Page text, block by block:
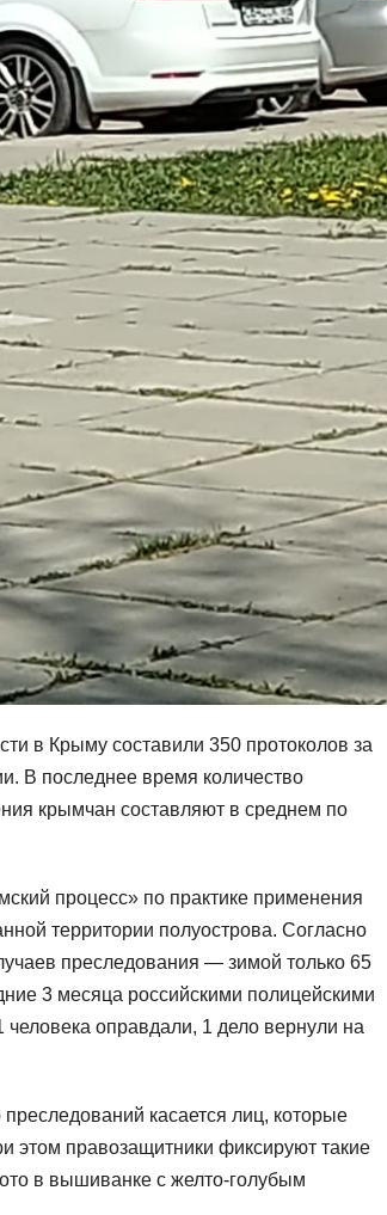
в Крыму составили 350 протоколов за
В последнее время количество
крымчан составляют в среднем по
процесс» по практике применения
территории полуострова. Согласно
преследования — зимой только 65
3 месяца российскими полицейскими
оправдали, 1 дело вернули на
касается лиц, которые
этом правозащитники фиксируют такие
в вышиванке с желто-голубым